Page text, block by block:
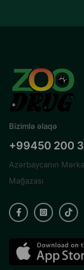
Bizimlə əlaqə
+99450 200
Azərbaycanın
Mağazası